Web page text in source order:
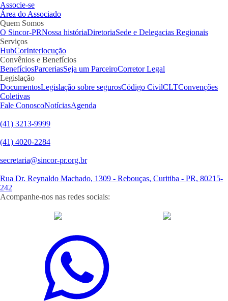
Associe-se
Área do Associado
Quem Somos
O Sincor-PRNossa históriaDiretoriaSede e Delegacias Regionais
Serviços
HubCorInterlocução
Convênios e Benefícios
BenefíciosParceriasSeja um ParceiroCorretor Legal
Legislação
DocumentosLegislação sobre segurosCódigo CivilCLTConvenções
Coletivas
Fale ConoscoNotíciasAgenda
(41) 3213-9999
(41) 4020-2284
secretaria@sincor-pr.org.br
Rua Dr. Reynaldo Machado, 1309 - Rebouças, Curitiba - PR, 80215-
242
Acompanhe-nos nas redes sociais: